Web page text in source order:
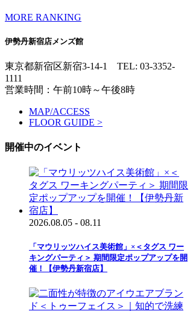
MORE RANKING
伊勢丹新宿店メンズ館
東京都新宿区新宿3-14-1 TEL: 03-3352-
1111
営業時間：午前10時～午後8時
MAP/ACCESS
FLOOR GUIDE >
開催中のイベント
2026.08.05 - 08.11
「マウリッツハイス美術館」×＜タグス ワー
キングパーティ＞ 期間限定ポップアップを開
催！【伊勢丹新宿店】